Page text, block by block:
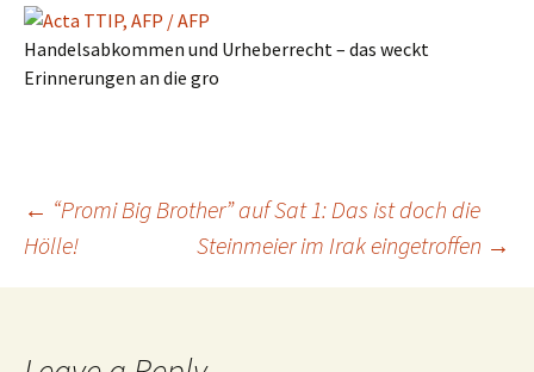
Handelsabkommen und Urheberrecht – das weckt
Erinnerungen an die gro
Post
navigation
← “Promi Big Brother” auf Sat 1: Das ist doch die
Hölle!
Steinmeier im Irak eingetroffen →